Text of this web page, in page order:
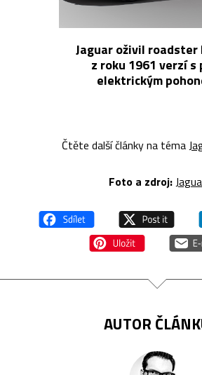
Jaguar oživil roadster
z roku 1961 verzí s
elektrickým
Čtěte další články na téma
Foto a zdroj:
AUTOR